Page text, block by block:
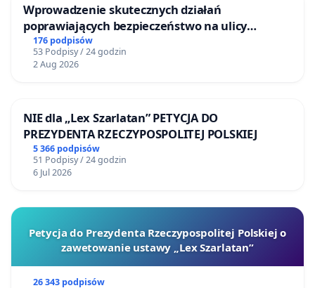
Wprowadzenie skutecznych działań
poprawiających bezpieczeństwo na ulicy
Żeromskiego w Otwocku
176 podpisów
53 Podpisy / 24 godzin
2 Aug 2026
NIE dla „Lex Szarlatan” PETYCJA DO
PREZYDENTA RZECZYPOSPOLITEJ POLSKIEJ
5 366 podpisów
51 Podpisy / 24 godzin
6 Jul 2026
Petycja do Prezydenta Rzeczypospolitej Polskiej o
zawetowanie ustawy „Lex Szarlatan”
26 343 podpisów